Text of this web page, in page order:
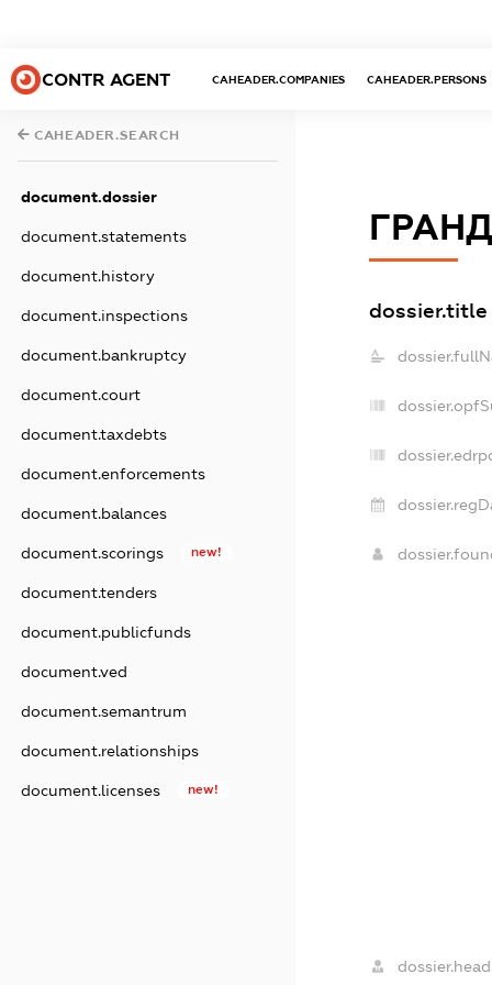
CONTR AGENT CAHEADER.COMPANIES CAHEADER.PERSONS
CAHEADER.SEARCH
document.dossier
document.statements
document.history
document.inspections
document.bankruptcy
document.court
document.taxdebts
document.enforcements
document.balances
document.scorings new!
document.tenders
document.publicfunds
document.ved
document.semantrum
document.relationships
document.licenses new!
dossier.title